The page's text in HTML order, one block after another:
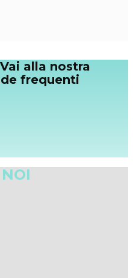
alla nostra
frequenti